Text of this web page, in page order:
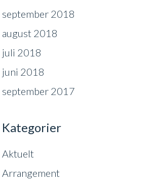
september 2018
august 2018
juli 2018
juni 2018
september 2017
Kategorier
Aktuelt
Arrangement